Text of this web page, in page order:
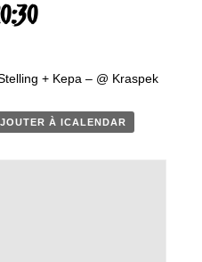
+ Kepa – @ Kraspek
À ICALENDAR